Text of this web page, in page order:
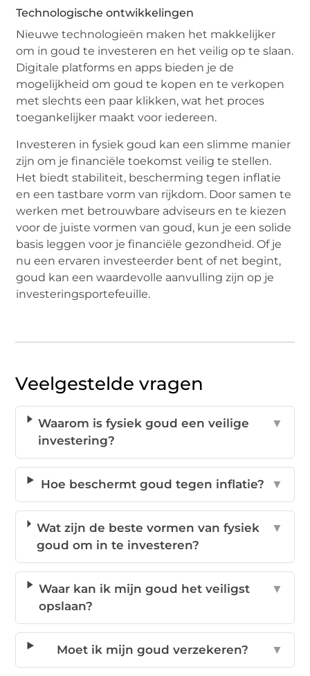
Technologische ontwikkelingen
Nieuwe technologieën maken het makkelijker
om in goud te investeren en het veilig op te slaan.
Digitale platforms en apps bieden je de
mogelijkheid om goud te kopen en te verkopen
met slechts een paar klikken, wat het proces
toegankelijker maakt voor iedereen.
Investeren in fysiek goud kan een slimme manier
zijn om je financiële toekomst veilig te stellen.
Het biedt stabiliteit, bescherming tegen inflatie
en een tastbare vorm van rijkdom. Door samen te
werken met betrouwbare adviseurs en te kiezen
voor de juiste vormen van goud, kun je een solide
basis leggen voor je financiële gezondheid. Of je
nu een ervaren investeerder bent of net begint,
goud kan een waardevolle aanvulling zijn op je
investeringsportefeuille.
Veelgestelde vragen
Waarom is fysiek goud een veilige
investering?
▼
Hoe beschermt goud tegen inflatie? ▼
Wat zijn de beste vormen van fysiek
goud om in te investeren?
▼
Waar kan ik mijn goud het veiligst
opslaan?
▼
Moet ik mijn goud verzekeren? ▼